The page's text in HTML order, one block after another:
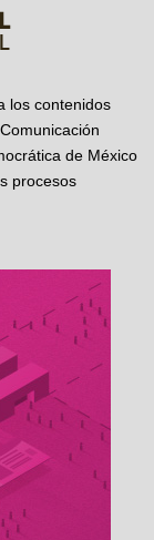
los contenidos
de México
procesos